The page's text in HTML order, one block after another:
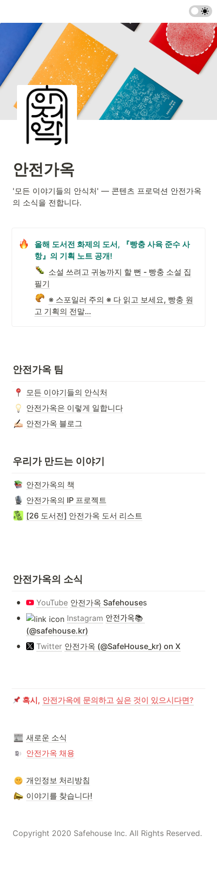
안전가옥
'모든 이야기들의 안식처' — 콘텐츠 프로덕션 안전가옥
의 소식을 전합니다.
올해 도서전 화제의 도서, 『빵충 사육 준수 사
항』의 기획 노트 공개!
소설 쓰려고 귀농까지 할 뻔 - 빵충 소설 집
필기
※ 스포일러 주의 ※ 다 읽고 보세요, 빵충 원
고 기획의 전말…
안전가옥 팀
모든 이야기들의 안식처
안전가옥은 이렇게 일합니다
안전가옥 블로그
우리가 만드는 이야기
안전가옥의 책
안전가옥의 IP 프로젝트
[26 도서전] 안전가옥 도서 리스트
안전가옥의 소식
• YouTube 안전가옥 Safehouses
• Instagram 안전가옥📚
(@safehouse.kr)
• Twitter 안전가옥 (@SafeHouse_kr) on X
혹시, 안전가옥에 문의하고 싶은 것이 있으시다면?
새로운 소식
안전가옥 채용
개인정보 처리방침
이야기를 찾습니다!
Copyright 2020 Safehouse Inc. All Rights Reserved.